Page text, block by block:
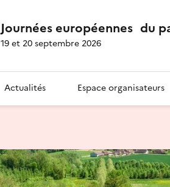
Journées européennes du
19 et 20 septembre 2026
Actualités Espace organisateurs